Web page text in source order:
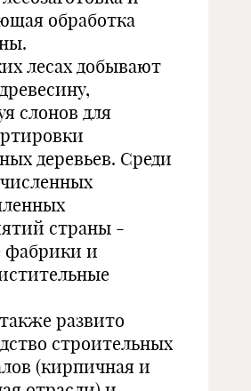
обработка
лесах добывают
слонов для
деревьев. Среди
страны -
фабрики и
развито
строительных
(кирпичная и